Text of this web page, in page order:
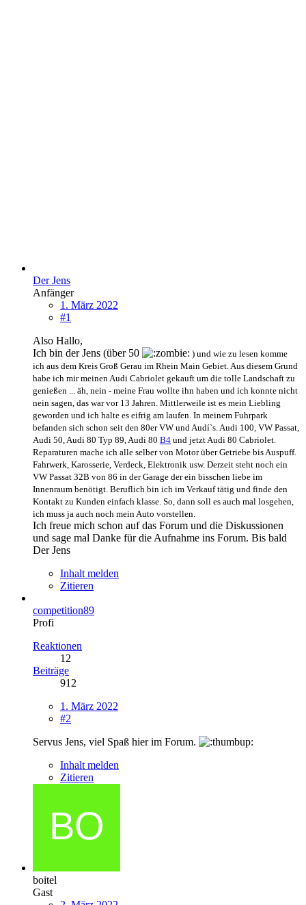
Der Jens
Anfänger
1. März 2022
#1
Also Hallo,
Ich bin der Jens (über 50
) und wie zu lesen komme
ich aus dem Kreis Groß Gerau im Rhein Main Gebiet. Aus diesem Grund
habe ich mir meinen Audi Cabriolet gekauft um die tolle Landschaft zu
genießen ... äh, nein - meine Frau wollte ihn haben und ich konnte nicht
nein sagen, das war vor 13 Jahren. Mittlerweile ist es mein Liebling
geworden und ich halte es eifrig am laufen. In meinem Fuhrpark
befanden sich schon seit den 80er VW und Audí`s. Audi 100, VW Passat,
Audi 50, Audi 80 Typ 89, Audi 80 B4 und jetzt Audi 80 Cabriolet.
Reparaturen mache ich alle selber von Motor über Getriebe bis Auspuff.
Fahrwerk, Karosserie, Verdeck, Elektronik usw. Derzeit steht noch ein
VW Passat 32B von 86 in der Garage der ein bisschen liebe im
Innenraum benötigt. Beruflich bin ich im Verkauf tätig und finde den
Kontakt zu Kunden einfach klasse. So, dann soll es auch mal losgehen,
ich muss ja auch noch mein Auto vorstellen.
Ich freue mich schon auf das Forum und die Diskussionen
und sage mal Danke für die Aufnahme ins Forum. Bis bald
Der Jens
Inhalt melden
Zitieren
competition89
Profi
Reaktionen
12
Beiträge
912
1. März 2022
#2
Servus Jens, viel Spaß hier im Forum.
Inhalt melden
Zitieren
boitel
Gast